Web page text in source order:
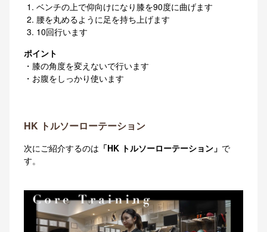
ベンチの上で仰向けになり膝を90度に曲げます
腰を丸めるように足を持ち上げます
10回行います
ポイント
・膝の角度を変えないで行います
・お腹をしっかり使います
HK トルソーローテーション
次にご紹介するのは 「HK トルソーローテーション」 で
す。